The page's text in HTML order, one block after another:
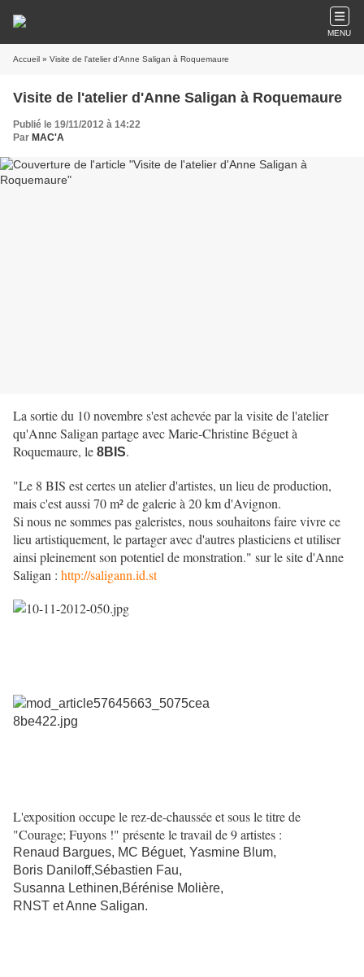
MENU
Accueil » Visite de l'atelier d'Anne Saligan à Roquemaure
Visite de l'atelier d'Anne Saligan à Roquemaure
Publié le 19/11/2012 à 14:22
Par MAC'A
La sortie du 10 novembre s'est achevée par la visite de l'atelier
qu'Anne Saligan partage avec Marie-Christine Béguet à
Roquemaure, le 8BIS.
"Le 8 BIS est certes un atelier d'artistes, un lieu de production,
mais c'est aussi 70 m² de galerie à 20 km d'Avignon.
Si nous ne sommes pas galeristes, nous souhaitons faire vivre ce
lieu artistiquement, le partager avec d'autres plasticiens et utiliser
ainsi pleinement son potentiel de monstration." sur le site d'Anne
Saligan : http://saligann.id.st
L'exposition occupe le rez-de-chaussée et sous le titre de
"Courage; Fuyons !" présente le travail de 9 artistes :
Renaud Bargues, MC Béguet, Yasmine Blum,
Boris Daniloff,Sébastien Fau,
Susanna Lethinen,Bérénise Molière,
RNST et Anne Saligan.